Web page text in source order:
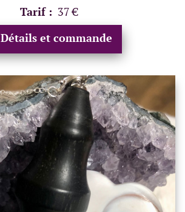
Tarif : 37 €
Détails et commande